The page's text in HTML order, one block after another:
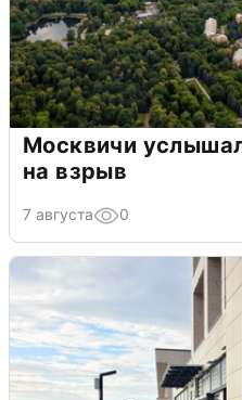
Москвичи
на взрыв
7 августа 0